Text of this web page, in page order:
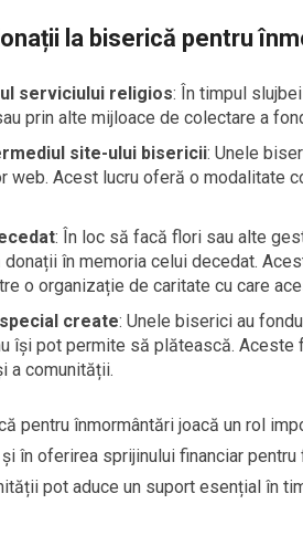
la biserică pentru
serviciului religios: În timpul
prin alte mijloace de colectare a
site-ului bisericii: Unele
web. Acest lucru oferă o modalitate
: În loc să facă flori sau alte
în memoria celui decedat.
o organizație de caritate cu care
create: Unele biserici au
își pot permite să plătească.
a comunității.
pentru înmormântări joacă un rol
în oferirea sprijinului financiar
pot aduce un suport esențial în